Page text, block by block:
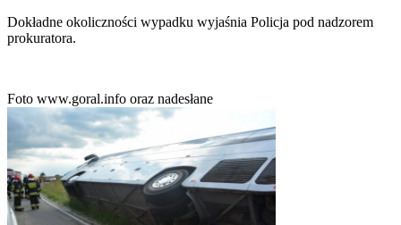
Dokładne okoliczności wypadku wyjaśnia Policja pod nadzorem
prokuratora.
Foto www.goral.info oraz nadesłane